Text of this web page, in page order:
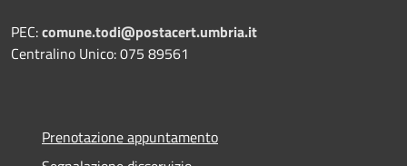
PEC:comune.todi@postacert.umbria.it
Centralino Unico: 075 89561
Prenotazione appuntamento